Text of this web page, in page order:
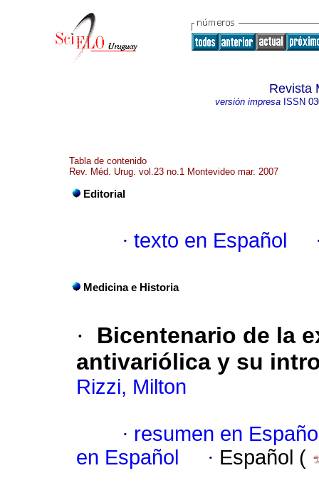
Revista
versión impresaISSN
Tabla de contenido
Rev. Méd. Urug. vol.23 no.1 Montevideo mar. 2007
Editorial
· texto en Español
Medicina e Historia
·
Bicentenario de la
antivariólica y su
Rizzi, Milton
· resumen en
en Español
· Español (